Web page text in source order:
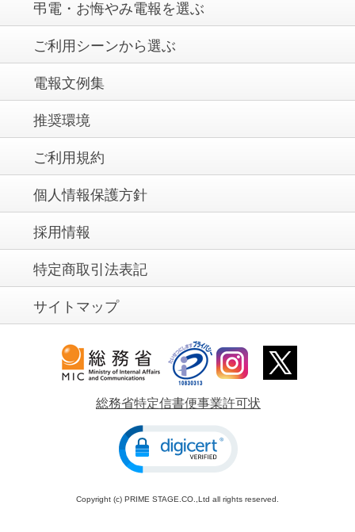
弔電・お悔やみ電報を選ぶ
ご利用シーンから選ぶ
電報文例集
推奨環境
ご利用規約
個人情報保護方針
採用情報
特定商取引法表記
サイトマップ
総務省特定信書便事業許可状
Copyright (c) PRIME STAGE.CO.,Ltd all rights reserved.